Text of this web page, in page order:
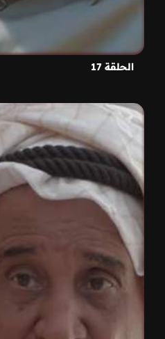
الحلقة 17